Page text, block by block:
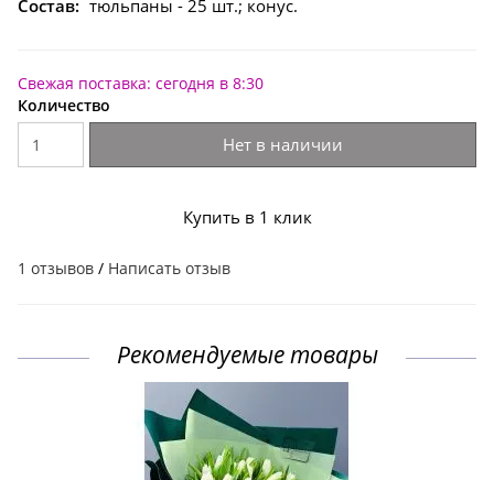
Состав: тюльпаны - 25 шт.; конус.
Свежая поставка: сегодня в 8:30
Количество
Нет в наличии
Купить в 1 клик
1 отзывов / Написать отзыв
Рекомендуемые товары